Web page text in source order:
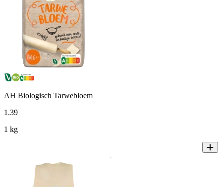
AH Biologisch Tarwebloem
1 .39
1 kg